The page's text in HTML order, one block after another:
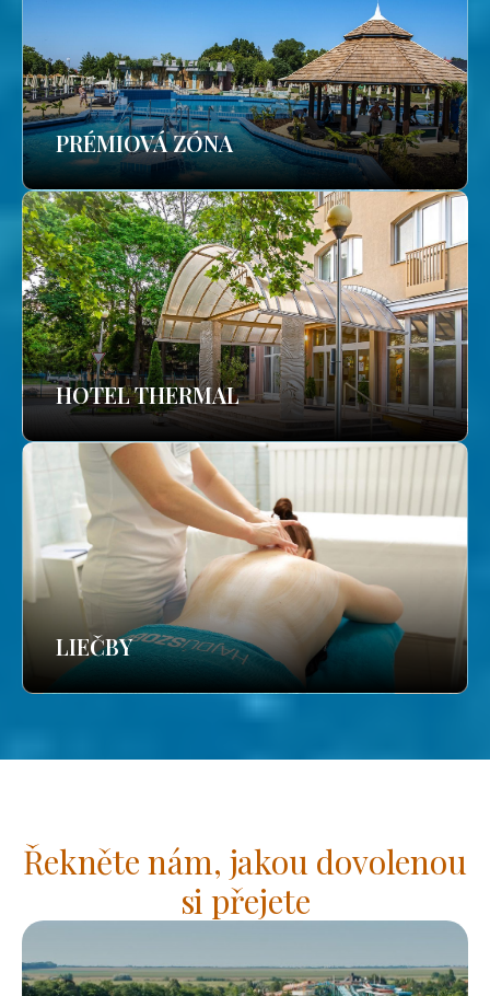
PRÉMIOVÁ ZÓNA
HOTEL THERMAL
LIEČBY
Řekněte nám, jakou dovolenou
si přejete